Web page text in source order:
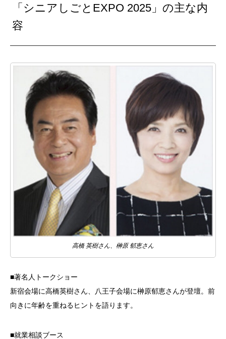
「シニアしごとEXPO 2025」の主な内
容
高橋 英樹さん、榊原 郁恵さん
■著名人トークショー
新宿会場に高橋英樹さん、八王子会場に榊原郁恵さんが登壇。前
向きに年齢を重ねるヒントを語ります。
■就業相談ブース